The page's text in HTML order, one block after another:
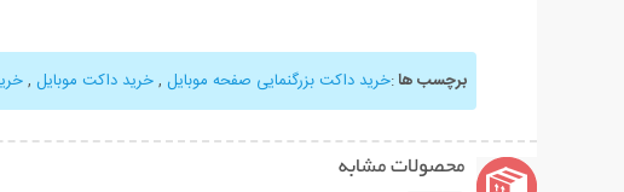
برچسب ها:خرید داکت بزرگنمایی صفحه موبایل ,خرید داکت موبایل ,
محصولات مشابه